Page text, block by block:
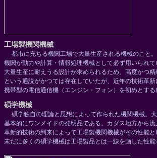
工場製機関機械
都市に充ちる機関工場で大量生産される機械のこと。
機関が動力や計算・情報処理機械として必ず用いられて
大量生産に耐えうる設計が求められるため、高度かつ
という通説がかつては存在していたが、近年の技術革
携帯型の電信通信機（エンジン・フォン）を初めとす
碩学機械
碩学独自の理論と思想によって作られた機関機械。大
基本的にワンメイドの発明品である。カダス地方から
革新的技術の到来によって工場製機関機械がその性能と
未だに多くの碩学機械は工場製品とは一線を画した性能